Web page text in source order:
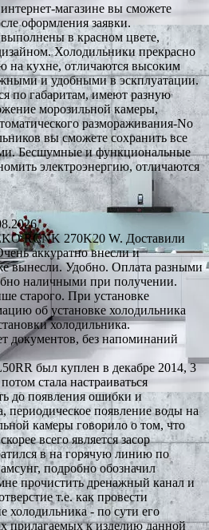
магазине вы сможете
оформления заявки.
в красном цвете,
Холодильники прекрасно
на кухне, отличаются высоким
и удобными в эскплуатации.
по габаритам, имеют разную
морозильной камеры,
размораживания-No
вы сможете сохранить все
Бесшумные и функциональные
электроэнергию, отличаются
RCNK 270K20 W. Доставили
аккуратно внесли и
вынесли. Удобно. Оплата разными
наличными при получении.
старого. При установке
об установке холодильника
холодильника.
документов, без напоминаний
был куплен в декабре 2014, 3
стала настраиваться
до появления ошибки и
периодическое появление воды на
камеры говорило о том, что
всего является засор
в на горячую линию по
подробно обозначил
прочистить дренажный канал и
т.е. как провести
холодильника - по сути его
прилагаемых к изделию данной